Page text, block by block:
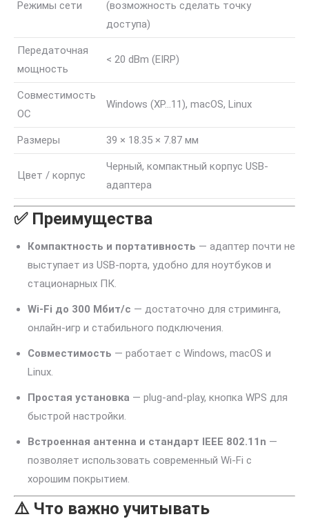
Режимы сети
(возможность сделать точку
доступа)
Передаточная
мощность
< 20 dBm (EIRP)
Совместимость
ОС
Windows (XP…11), macOS, Linux
Размеры 39 × 18.35 × 7.87 мм
Цвет / корпус
Черный, компактный корпус USB-
адаптера
✅ Преимущества
Компактность и портативность — адаптер почти не
выступает из USB-порта, удобно для ноутбуков и
стационарных ПК.
Wi-Fi до 300 Мбит/с — достаточно для стриминга,
онлайн-игр и стабильного подключения.
Совместимость — работает с Windows, macOS и
Linux.
Простая установка — plug-and-play, кнопка WPS для
быстрой настройки.
Встроенная антенна и стандарт IEEE 802.11n —
позволяет использовать современный Wi-Fi с
хорошим покрытием.
⚠️ Что важно учитывать